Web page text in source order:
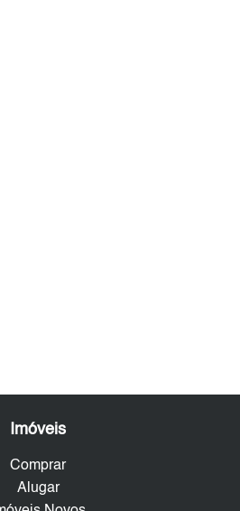
Imóveis
Comprar
Alugar